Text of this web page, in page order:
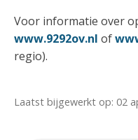
Voor informatie over
www.9292ov.nl of
regio).
Laatst bijgewerkt op: 02